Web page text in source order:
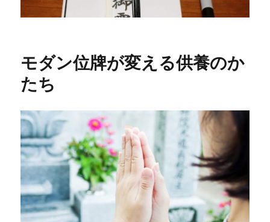
モダン位牌が変える供養のか
たち